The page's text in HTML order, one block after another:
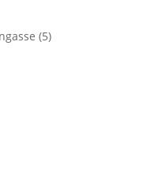
(5)